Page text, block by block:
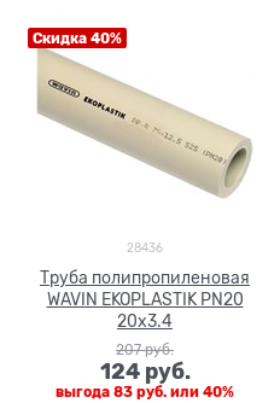
Скидка 40%
28436
Труба полипропиленовая
WAVIN EKOPLASTIK PN20
20x3.4
207 руб.
124 руб.
выгода 83 руб. или 40%